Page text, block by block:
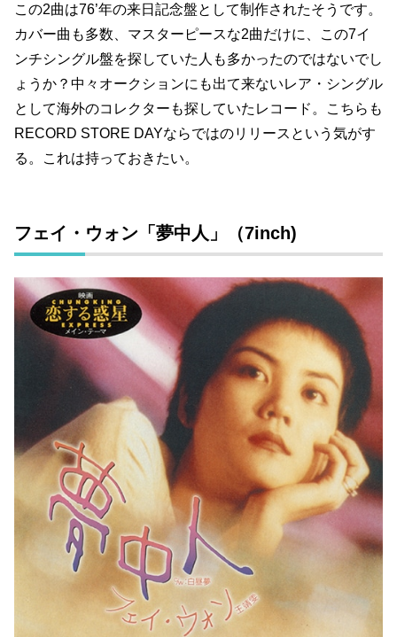
この2曲は76’年の来日記念盤として制作されたそうです。
カバー曲も多数、マスターピースな2曲だけに、この7イ
ンチシングル盤を探していた人も多かったのではないでし
ょうか？中々オークションにも出て来ないレア・シングル
として海外のコレクターも探していたレコード。こちらも
RECORD STORE DAYならではのリリースという気がす
る。これは持っておきたい。
フェイ・ウォン「夢中人」（7inch)